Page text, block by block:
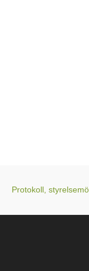
Protokoll,